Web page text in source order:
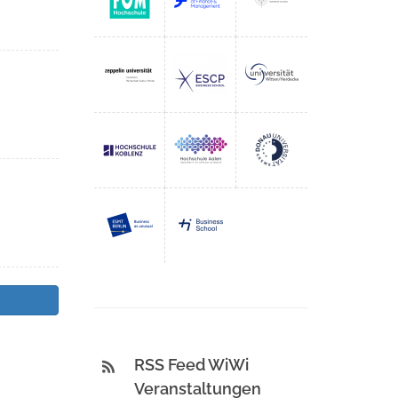
RSS Feed WiWi
Veranstaltungen